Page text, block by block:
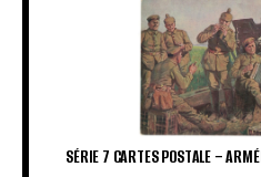
SÉRIE 7 CARTES POSTALE –